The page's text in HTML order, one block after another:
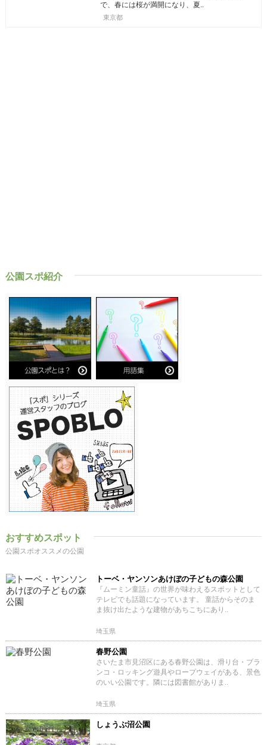
で、春には桜が満開になり、夏..
東京都
公園スポ紹介
おすすめスポット
公園スポオススメの公園
トーベ・ヤンソンあけぼの子どもの森公園
『ムーミン童話』の世界が味わえるスポットとして
テレビでも話題になっています。 童話からそのま
ま抜け出たような建物があちこちにあり..
埼玉県
春野公園
さいたま市見沼区にある春野公園は、滑り台・ブラ
ンコ・ロッキング遊具やロープウェイがある、景色
のいい公園です。隣には図書館がありま..
埼玉県
しょうぶ沼公園